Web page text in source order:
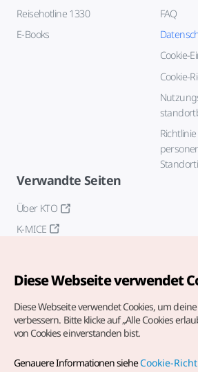
Reisehotline 1330
E-Books
FAQ
Cookie-
Cookie-
Verwandte Seiten
Über KTO
K-MICE
vorbehalten.
Diese Webseite verwendet
Diese Webseite verwendet Cookies, um
verbessern. Bitte klicke auf „Alle Cookies
von Cookies einverstanden bist.
Genauere Informationen sieheCookie-